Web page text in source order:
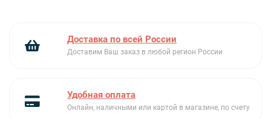
Технические характеристики
Мощность ламп подсветки: 1 Вт
Шкала цветовой температуры света (°К): 3000 °K
Доставка по всей России
Доставим Ваш заказ в любой регион России
Удобная оплата
Онлайн, наличными или картой в магазине, по счету